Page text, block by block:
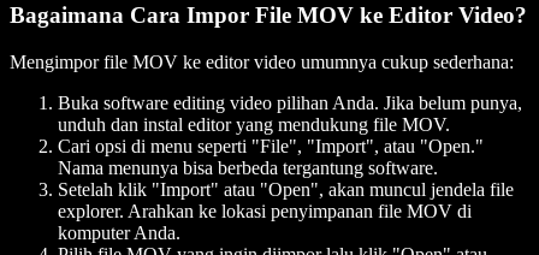
Bagaimana Cara Impor File MOV ke Editor Video?
Mengimpor file MOV ke editor video umumnya cukup sederhana:
Buka software editing video pilihan Anda. Jika belum punya,
unduh dan instal editor yang mendukung file MOV.
Cari opsi di menu seperti "File", "Import", atau "Open."
Nama menunya bisa berbeda tergantung software.
Setelah klik "Import" atau "Open", akan muncul jendela file
explorer. Arahkan ke lokasi penyimpanan file MOV di
komputer Anda.